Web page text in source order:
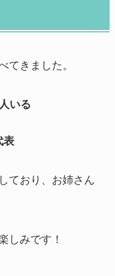
てきました。
いる
表
ており、お姉さん
しみです！